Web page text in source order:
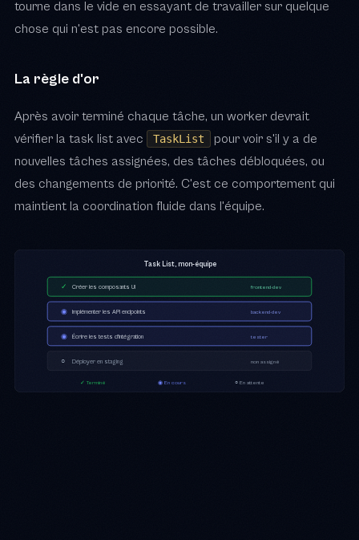
tourne dans le vide en essayant de travailler sur quelque
chose qui n'est pas encore possible.
La règle d'or
Après avoir terminé chaque tâche, un worker devrait
vérifier la task list avec
TaskList
pour voir s'il y a de
nouvelles tâches assignées, des tâches débloquées, ou
des changements de priorité. C'est ce comportement qui
maintient la coordination fluide dans l'équipe.
Task List, mon-équipe
✓ Créer les composants UI frontend-dev
◉ Implémenter les API endpoints backend-dev
◉ Écrire les tests d'intégration tester
○ Déployer en staging non assigné
✓ Terminé ◉ En cours ○ En attente